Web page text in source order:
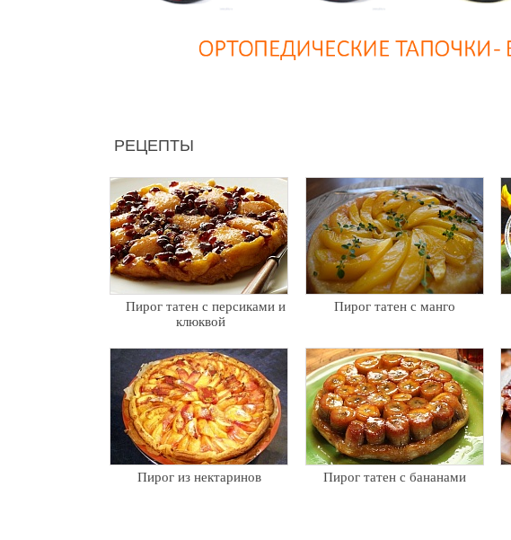
РЕЦЕПТЫ
Пирог татен с персиками и
клюквой
Пирог татен с манго
Пирог из нектаринов Пирог татен с бананами